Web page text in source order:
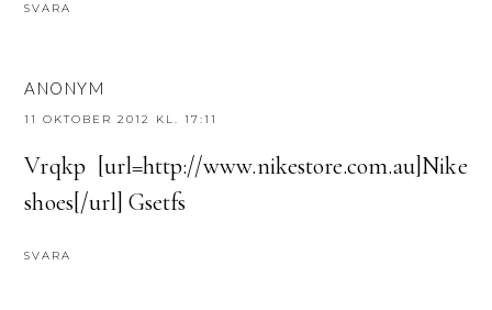
SVARA
ANONYM
11 OKTOBER 2012 KL. 17:11
Vrqkp [url=http://www.nikestore.com.au]Nike
shoes[/url] Gsetfs
SVARA